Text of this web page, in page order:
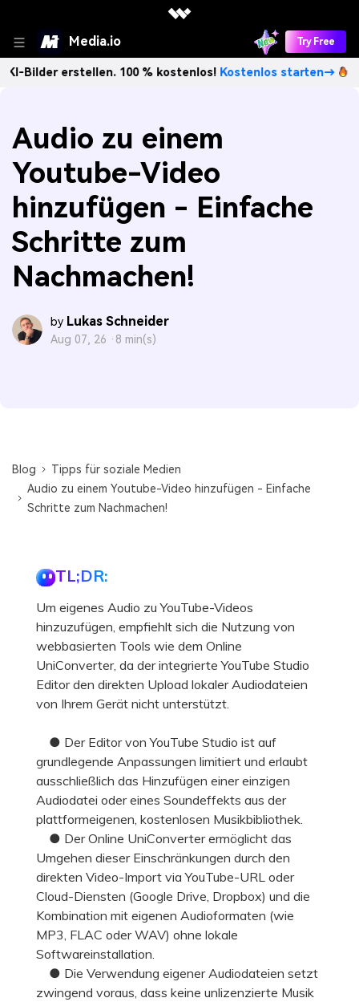
Media.io Try Free
erstellen. 100 % kostenlos!Kostenlos starten→
Audio zu einem
Youtube-Video
hinzufügen - Einfache
Schritte zum
Nachmachen!
by Lukas Schneider
Aug 07, 26 · 8 min(s)
Blog
Tipps für soziale Medien
Audio zu einem Youtube-Video hinzufügen - Einfache
Schritte zum Nachmachen!
TL;DR:
Um eigenes Audio zu YouTube-Videos
hinzuzufügen, empfiehlt sich die Nutzung von
webbasierten Tools wie dem Online
UniConverter, da der integrierte YouTube Studio
Editor den direkten Upload lokaler Audiodateien
von Ihrem Gerät nicht unterstützt.
● Der Editor von YouTube Studio ist auf
grundlegende Anpassungen limitiert und erlaubt
ausschließlich das Hinzufügen einer einzigen
Audiodatei oder eines Soundeffekts aus der
plattformeigenen, kostenlosen Musikbibliothek.
● Der Online UniConverter ermöglicht das
Umgehen dieser Einschränkungen durch den
direkten Video-Import via YouTube-URL oder
Cloud-Diensten (Google Drive, Dropbox) und die
Kombination mit eigenen Audioformaten (wie
MP3, FLAC oder WAV) ohne lokale
Softwareinstallation.
● Die Verwendung eigener Audiodateien setzt
zwingend voraus, dass keine unlizenzierte Musik